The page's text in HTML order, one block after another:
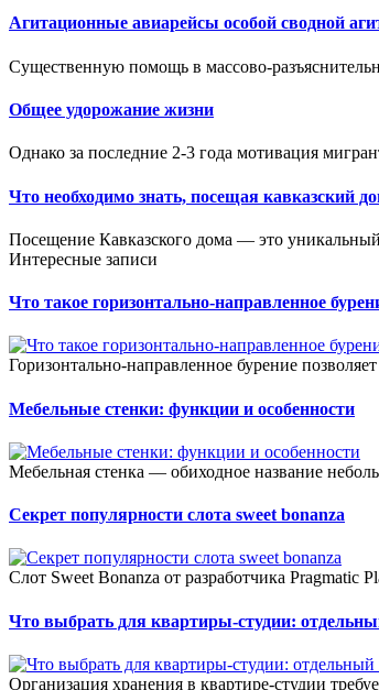
Агитационные авиарейсы особой сводной
Существенную помощь в массово-
Общее удорожание жизни
Однако за последние 2-3 года мотивация
Что необходимо знать, посещая кавказский
Посещение Кавказского дома — это
Интересные записи
Что такое горизонтально-направленное
Горизонтально-направленное бурение
Мебельные стенки: функции и особенности
Мебельная стенка — обиходное название
Секрет популярности слота sweet bonanza
Слот Sweet Bonanza от разработчика Pragmatic
Что выбрать для квартиры-студии:
Организация хранения в квартире-студии